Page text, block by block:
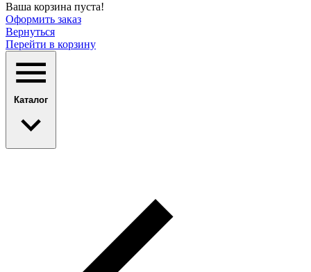
Ваша корзина пуста!
Оформить заказ
Вернуться
Перейти в корзину
Каталог